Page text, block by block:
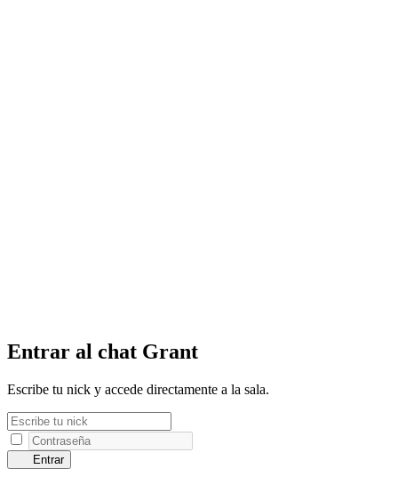
Entrar al chat Grant
Escribe tu nick y accede directamente a la sala.
Entrar